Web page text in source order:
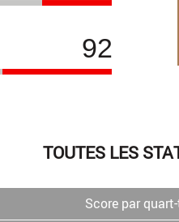
92
TOUTES LES
Score par